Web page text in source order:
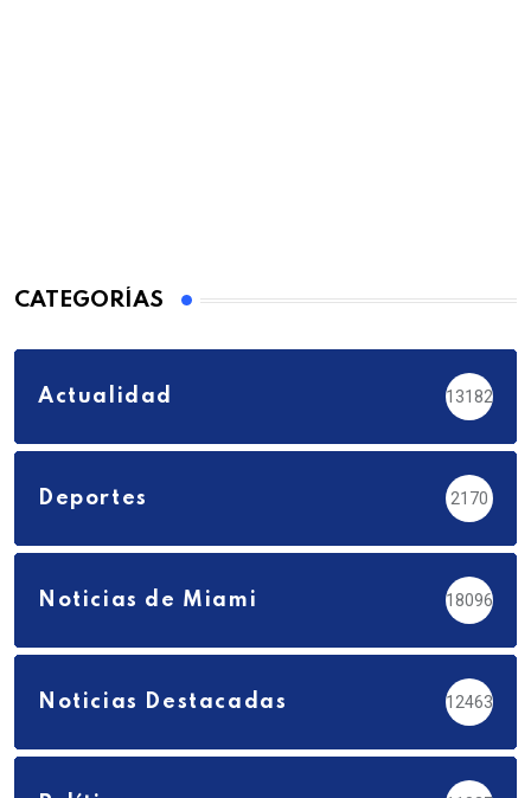
CATEGORÍAS
Actualidad 13182
Deportes 2170
Noticias de Miami 18096
Noticias Destacadas 12463